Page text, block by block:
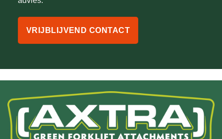
VRIJBLIJVEND CONTACT